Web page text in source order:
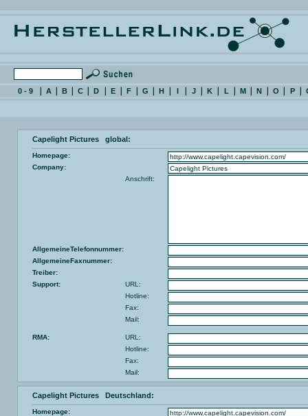
0 - 9 A B C D E F G H I J K L M N O P
Capelight Pictures global:
Homepage:
Company:
Anschrift:
AllgemeineTelefonnummer:
AllgemeineFaxnummer:
Treiber:
Support:
URL:
Hotline:
Fax:
Mail:
RMA:
URL:
Hotline:
Fax:
Mail:
Capelight Pictures Deutschland:
Homepage: